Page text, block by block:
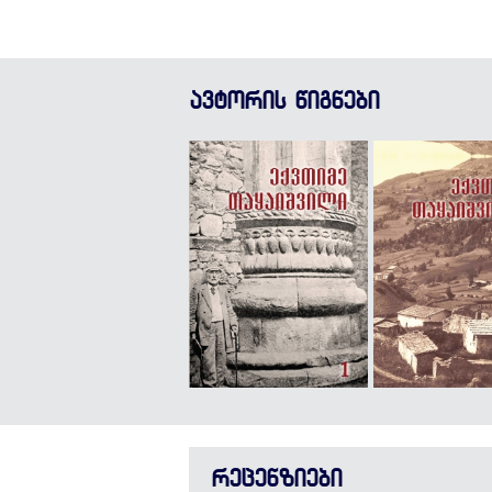
ავტორის წიგნები
რეცენზიები